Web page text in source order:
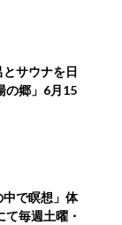
とサウナを日
の郷」6月15
中で瞑想」体
毎週土曜・